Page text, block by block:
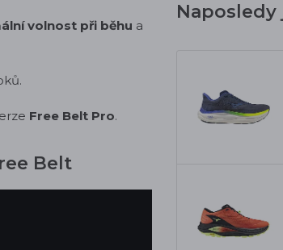
volnost při běhu a
Free Belt Pro.
Belt